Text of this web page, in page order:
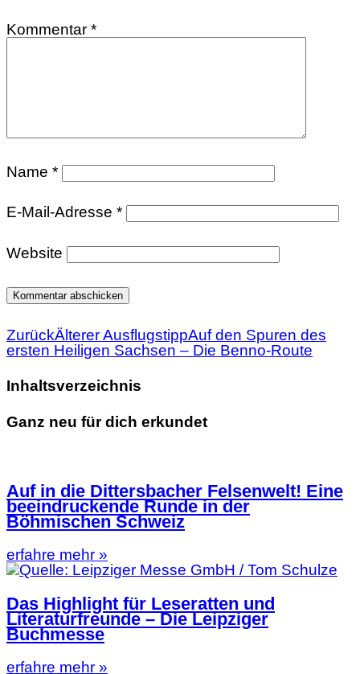
Kommentar *
Name *
E-Mail-Adresse *
Website
ZurückÄlterer AusflugstippAuf den Spuren des
ersten Heiligen Sachsen – Die Benno-Route
Inhaltsverzeichnis
Ganz neu für dich erkundet
Auf in die Dittersbacher Felsenwelt! Eine
beeindruckende Runde in der
Böhmischen Schweiz
erfahre mehr »
Das Highlight für Leseratten und
Literaturfreunde – Die Leipziger
Buchmesse
erfahre mehr »